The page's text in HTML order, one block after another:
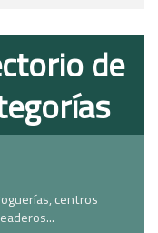
de
centros